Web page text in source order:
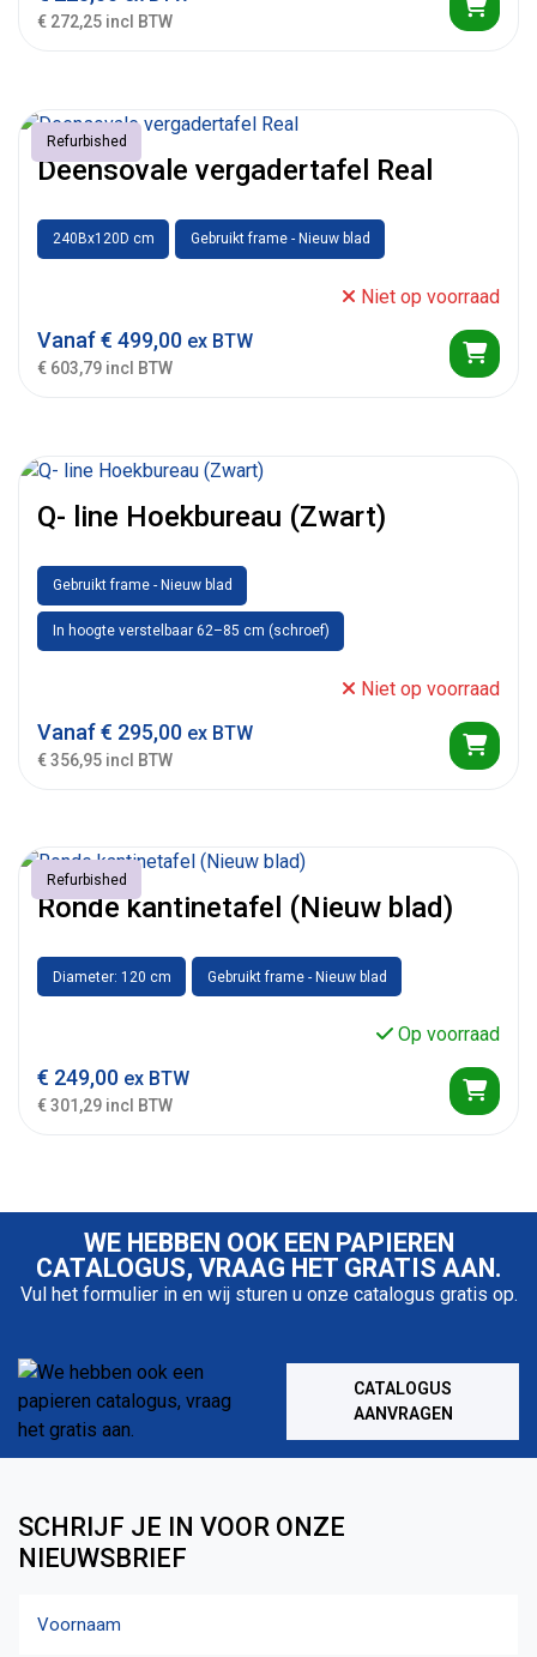
€ 272,25 incl BTW
Refurbished
Deensovale vergadertafel Real
240Bx120D cm Gebruikt frame - Nieuw blad
Niet op voorraad
Vanaf€ 499,00 ex BTW
€ 603,79 incl BTW
Q- line Hoekbureau (Zwart)
Gebruikt frame - Nieuw blad
In hoogte verstelbaar 62–85 cm (schroef)
Niet op voorraad
Vanaf€ 295,00 ex BTW
€ 356,95 incl BTW
Refurbished
Ronde kantinetafel (Nieuw blad)
Diameter: 120 cm Gebruikt frame - Nieuw blad
Op voorraad
€ 249,00 ex BTW
€ 301,29 incl BTW
WE HEBBEN OOK EEN PAPIEREN
CATALOGUS, VRAAG HET GRATIS AAN.
Vul het formulier in en wij sturen u onze catalogus gratis op.
CATALOGUS
AANVRAGEN
SCHRIJF JE IN VOOR ONZE
NIEUWSBRIEF